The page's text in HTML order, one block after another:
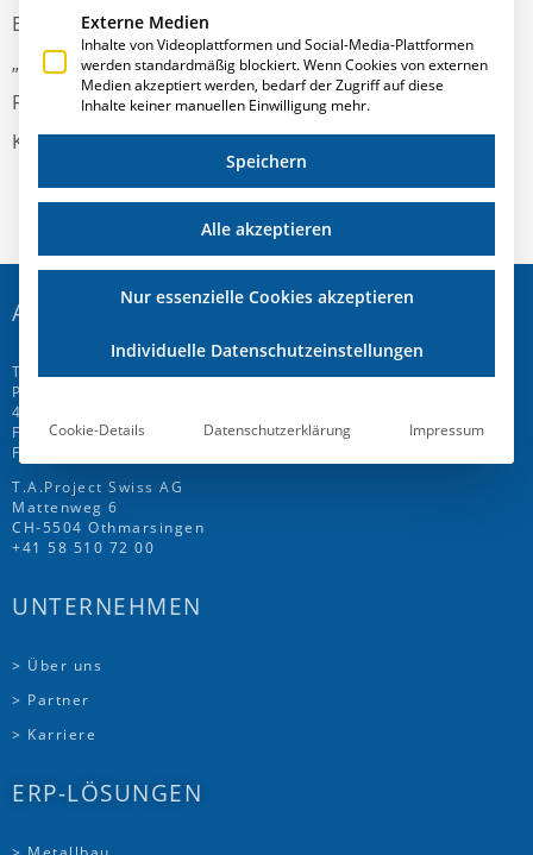
Betriebswirt übernimmt die regelmäßige Lehreinheit
„Betriebslehre in der Fassadentechnik“ mit seinen
Fachgebieten Produktionsplanung und -steuerung,
Kostenrechnung, Controlling sowie Finanzbuchhaltung.
ADRESSE
T.A.Project GmbH
Prinz-Friedrich-Str. 28 C
45257 Essen
Fon
+49 201 946 005 7
-0
Fax +49 201 946 005 7-50
T.A.Project Swiss AG
Mattenweg 6
CH-5504 Othmarsingen
+41 58 510 72 00
UNTERNEHMEN
> Über uns
> Partner
> Karriere
ERP-LÖSUNGEN
Externe Medien
Inhalte von Videoplattformen und Social-Media-Plattformen
werden standardmäßig blockiert. Wenn Cookies von externen
Medien akzeptiert werden, bedarf der Zugriff auf diese
Inhalte keiner manuellen Einwilligung mehr.
Speichern
Alle akzeptieren
Nur essenzielle Cookies akzeptieren
Individuelle Datenschutzeinstellungen
Cookie-Details Datenschutzerklärung Impressum